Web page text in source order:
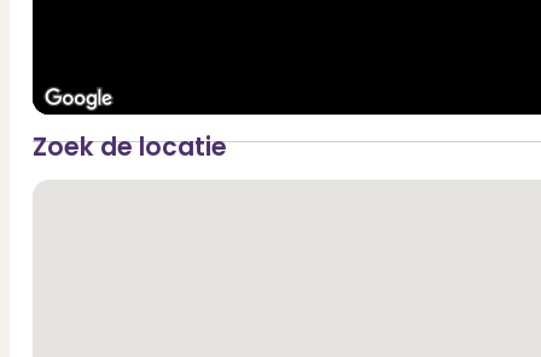
Zoek de locatie